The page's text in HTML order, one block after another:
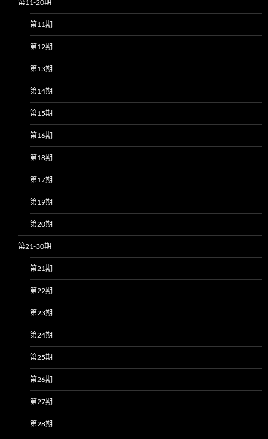
第11-20期
第11期
第12期
第13期
第14期
第15期
第16期
第18期
第17期
第19期
第20期
第21-30期
第21期
第22期
第23期
第24期
第25期
第26期
第27期
第28期